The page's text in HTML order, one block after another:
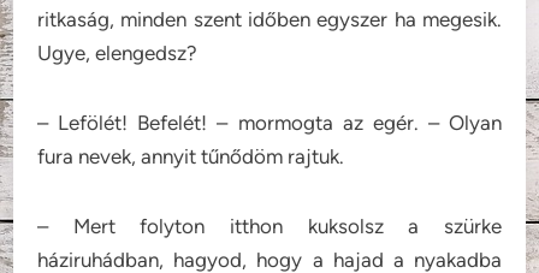
ritkaság, minden szent időben egyszer ha megesik.
Ugye, elengedsz?
– Lefölét! Befelét! – mormogta az egér. – Olyan
fura nevek, annyit tűnődöm rajtuk.
– Mert folyton itthon kuksolsz a szürke
háziruhádban, hagyod, hogy a hajad a nyakadba